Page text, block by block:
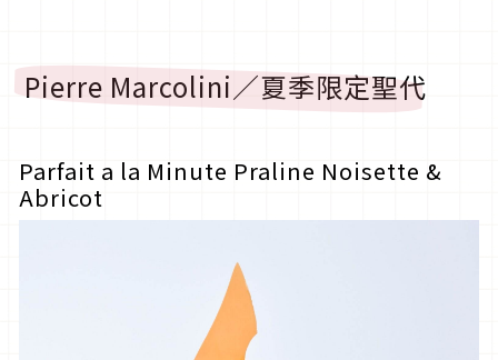
Pierre Marcolini／夏季限定聖代
Parfait a la Minute Praline Noisette &
Abricot